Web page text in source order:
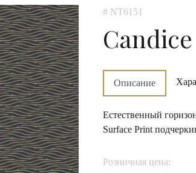
# NT6151
Описание
Естественный
Surface Print
Розничная цена: